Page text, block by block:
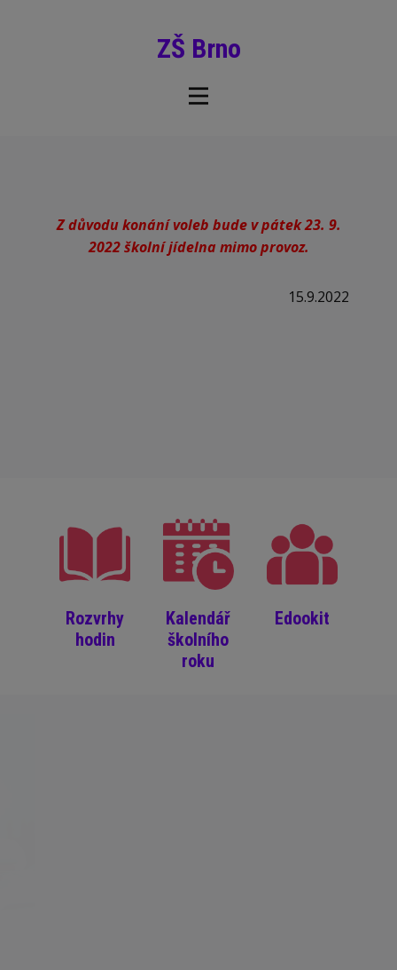
ZŠ Brno
Z důvodu konání voleb bude v pátek 23. 9.
2022 školní jídelna mimo provoz.
15.9.2022
Rozvrhy
hodin
Kalendář
školního
roku
Edookit